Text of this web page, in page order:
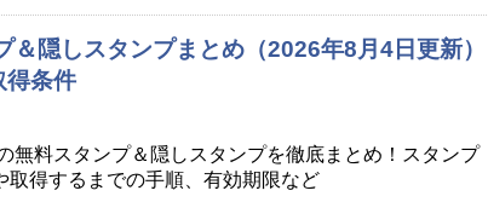
＆隠しスタンプまとめ（2026年8月4日更新）
得条件
無料スタンプ＆隠しスタンプを徹底まとめ！スタンプ
取得するまでの手順、有効期限など